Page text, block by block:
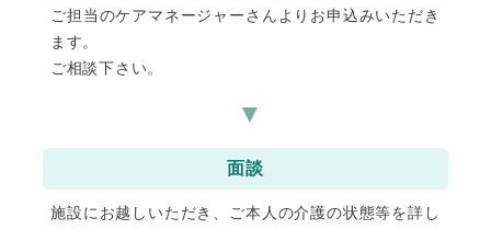
ご担当のケアマネージャーさんよりお申込みいただき
ます。
ご相談下さい。
面談
施設にお越しいただき、ご本人の介護の状態等を詳し